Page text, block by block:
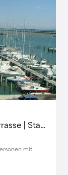
Voll ausgestattete Wohnung mit Terrasse | Stadtblick | Neben dem Strand | Haustierfreundlich
mit